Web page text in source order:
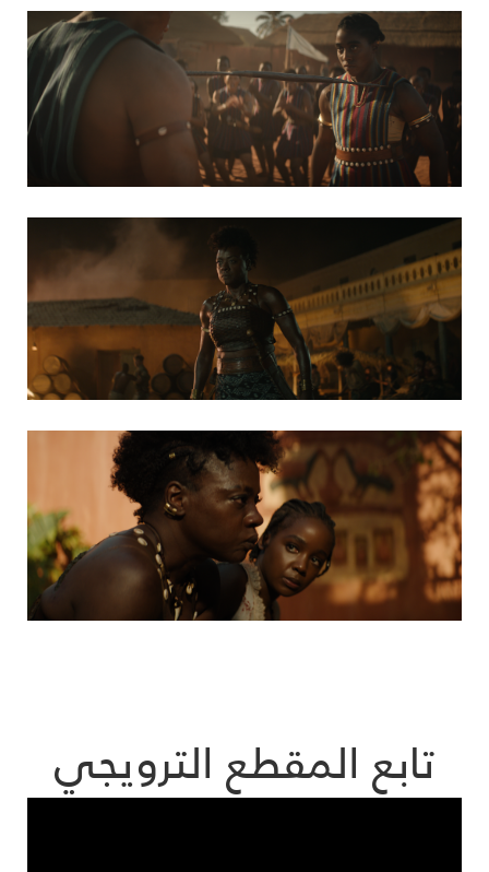
تابع المقطع الترويجي